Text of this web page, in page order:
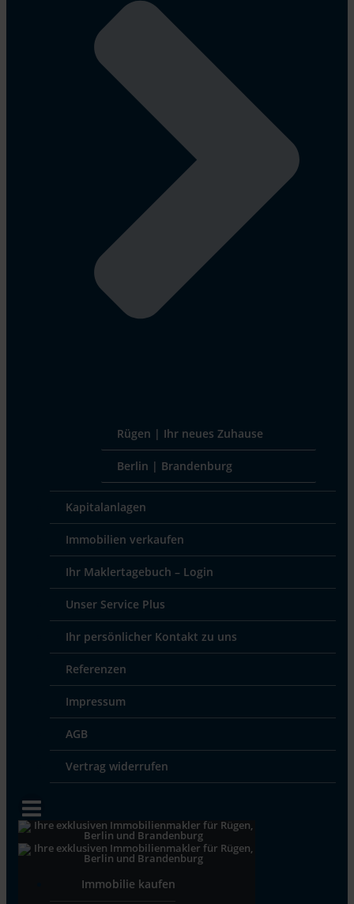
Rügen | Ihr neues Zuhause
Berlin | Brandenburg
Kapitalanlagen
Immobilien verkaufen
Ihr Maklertagebuch – Login
Unser Service Plus
Ihr persönlicher Kontakt zu uns
Referenzen
Impressum
AGB
Vertrag widerrufen
Immobilie kaufen